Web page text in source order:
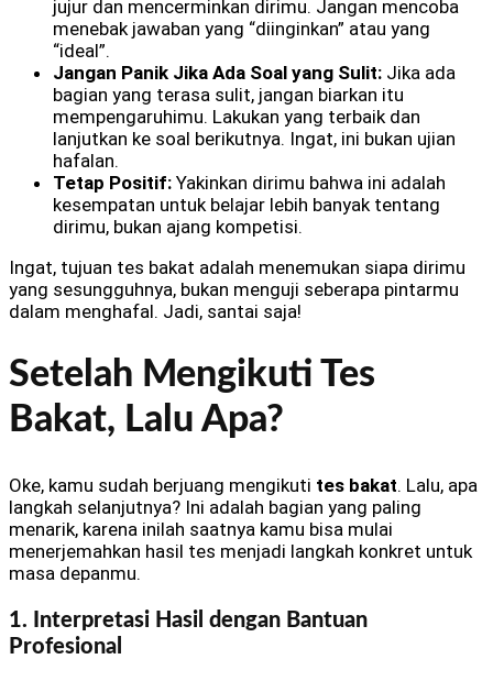
jujur dan mencerminkan dirimu. Jangan mencoba
menebak jawaban yang “diinginkan” atau yang
“ideal”.
Jangan Panik Jika Ada Soal yang Sulit: Jika ada
bagian yang terasa sulit, jangan biarkan itu
mempengaruhimu. Lakukan yang terbaik dan
lanjutkan ke soal berikutnya. Ingat, ini bukan ujian
hafalan.
Tetap Positif: Yakinkan dirimu bahwa ini adalah
kesempatan untuk belajar lebih banyak tentang
dirimu, bukan ajang kompetisi.
Ingat, tujuan tes bakat adalah menemukan siapa dirimu
yang sesungguhnya, bukan menguji seberapa pintarmu
dalam menghafal. Jadi, santai saja!
Setelah Mengikuti Tes
Bakat, Lalu Apa?
Oke, kamu sudah berjuang mengikuti tes bakat. Lalu, apa
langkah selanjutnya? Ini adalah bagian yang paling
menarik, karena inilah saatnya kamu bisa mulai
menerjemahkan hasil tes menjadi langkah konkret untuk
masa depanmu.
1. Interpretasi Hasil dengan Bantuan
Profesional